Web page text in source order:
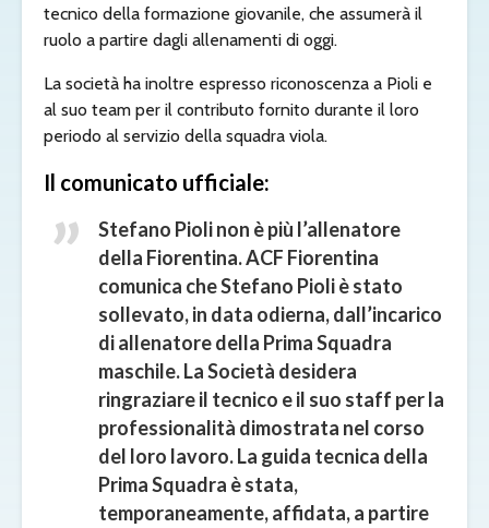
tecnico della formazione giovanile, che assumerà il
ruolo a partire dagli allenamenti di oggi.
La società ha inoltre espresso riconoscenza a Pioli e
al suo team per il contributo fornito durante il loro
periodo al servizio della squadra viola.
Il comunicato ufficiale:
Stefano Pioli non è più l’allenatore
della Fiorentina. ACF Fiorentina
comunica che Stefano Pioli è stato
sollevato, in data odierna, dall’incarico
di allenatore della Prima Squadra
maschile. La Società desidera
ringraziare il tecnico e il suo staff per la
professionalità dimostrata nel corso
del loro lavoro. La guida tecnica della
Prima Squadra è stata,
temporaneamente, affidata, a partire